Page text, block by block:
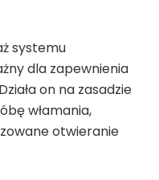
systemu
dla zapewnienia
on na zasadzie
włamania,
otwieranie